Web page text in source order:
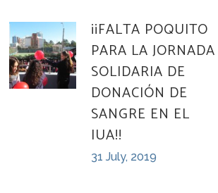
¡¡FALTA POQUITO
PARA LA JORNADA
SOLIDARIA DE
DONACIÓN DE
SANGRE EN EL
IUA!!
31 July, 2019